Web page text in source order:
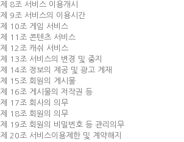
제 8조 서비스 이용개시
제 9조 서비스의 이용시간
제 10조 게임 서비스
제 11조 콘텐츠 서비스
제 12조 캐쉬 서비스
제 13조 서비스의 변경 및 중지
제 14조 정보의 제공 및 광고 게재
제 15조 회원의 게시물
제 16조 게시물의 저작권 등
제 17조 회사의 의무
제 18조 회원의 의무
제 19조 회원의 비밀번호 등 관리의무
제 20조 서비스이용제한 및 계약해지